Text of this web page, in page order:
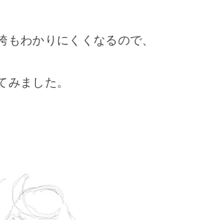
わかりにくくなるので、
ました。